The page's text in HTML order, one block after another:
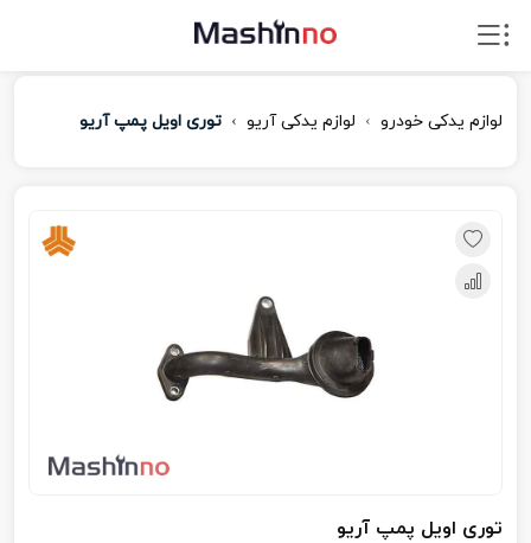
لوازم یدکی خودرو لوازم یدکی آریو توری اویل پمپ آریو
توری اویل پمپ آریو